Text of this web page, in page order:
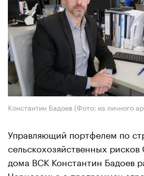
Константин Бадоев (Фото: из личного
Управляющий портфелем по
сельскохозяйственных рисков
дома ВСК Константин Бадоев